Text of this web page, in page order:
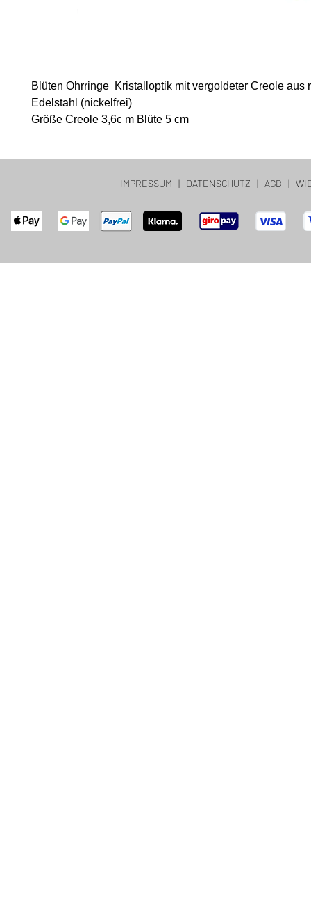
Blüten Ohrringe Kristalloptik mit vergoldeter Creole aus
Edelstahl (nickelfrei)
Größe Creole 3,6c m Blüte 5 cm
IMPRESSUM | DATENSCHUTZ | AGB |